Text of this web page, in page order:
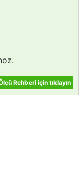
Rehberi için tıklayın